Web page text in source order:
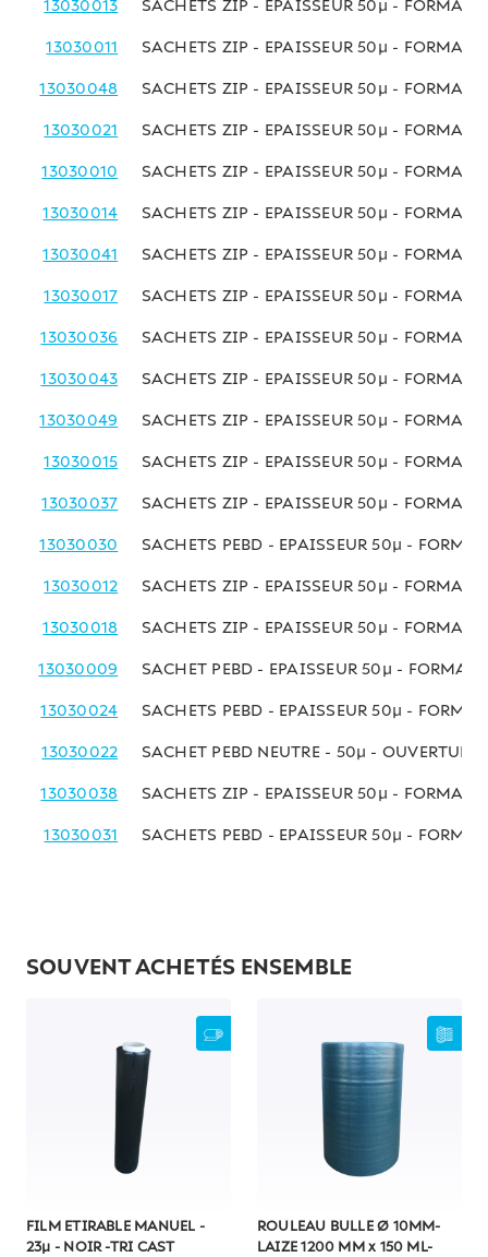
13030013 SACHETS ZIP - EPAISSEUR 50µ - FORMAT
13030011 SACHETS ZIP - EPAISSEUR 50µ - FORMAT
13030048 SACHETS ZIP - EPAISSEUR 50µ - FORMAT
13030021 SACHETS ZIP - EPAISSEUR 50µ - FORMAT
13030010 SACHETS ZIP - EPAISSEUR 50µ - FORMAT
13030014 SACHETS ZIP - EPAISSEUR 50µ - FORMAT
13030041 SACHETS ZIP - EPAISSEUR 50µ - FORMAT
13030017 SACHETS ZIP - EPAISSEUR 50µ - FORMAT
13030036 SACHETS ZIP - EPAISSEUR 50µ - FORMAT
13030043 SACHETS ZIP - EPAISSEUR 50µ - FORMAT
13030049 SACHETS ZIP - EPAISSEUR 50µ - FORMAT
13030015 SACHETS ZIP - EPAISSEUR 50µ - FORMAT
13030037 SACHETS ZIP - EPAISSEUR 50µ - FORMAT
13030030 SACHETS PEBD - EPAISSEUR 50µ -
13030012 SACHETS ZIP - EPAISSEUR 50µ - FORMAT
13030018 SACHETS ZIP - EPAISSEUR 50µ - FORMAT
13030009 SACHET PEBD - EPAISSEUR 50µ -
13030024 SACHETS PEBD - EPAISSEUR 50µ -
13030022 SACHET PEBD NEUTRE - 50µ -
13030038 SACHETS ZIP - EPAISSEUR 50µ - FORMAT
13030031 SACHETS PEBD - EPAISSEUR 50µ -
SOUVENT ACHETÉS ENSEMBLE
FILM ETIRABLE MANUEL -
23µ - NOIR -TRI CAST
ROULEAU BULLE Ø 10MM-
LAIZE 1200 MM x 150 ML-